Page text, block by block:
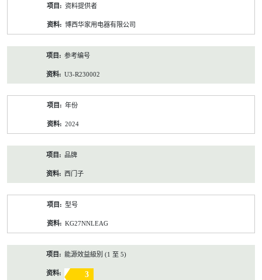
资料提供者
博西华家用电器有限公司
参考编号
U3-R230002
年份
2024
品牌
西门子
型号
KG27NNLEAG
能源效益級別 (1 至 5)
3